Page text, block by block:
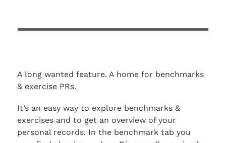
A long wanted feature. A home for benchmarks
& exercise PRs.
It’s an easy way to explore benchmarks &
exercises and to get an overview of your
personal records. In the benchmark tab you